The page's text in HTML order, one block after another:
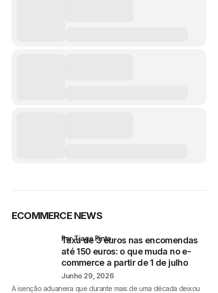
ECOMMERCE NEWS
Taxa de 3 euros nas encomendas
até 150 euros: o que muda no e-
commerce a partir de 1 de julho
por Tiago Pinto
Junho 29, 2026
A isenção aduaneira que durante mais de uma década deixou